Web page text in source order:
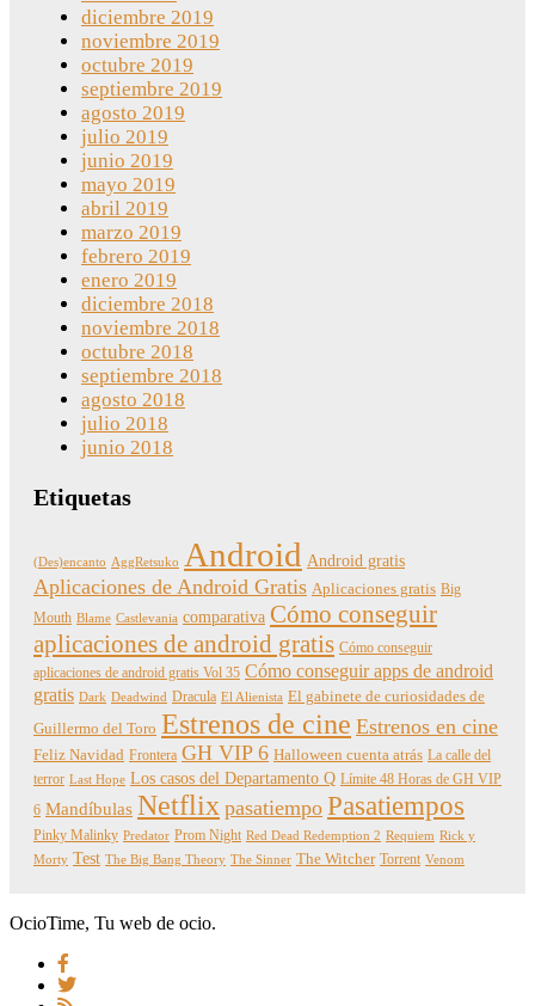
diciembre 2019
noviembre 2019
octubre 2019
septiembre 2019
agosto 2019
julio 2019
junio 2019
mayo 2019
abril 2019
marzo 2019
febrero 2019
enero 2019
diciembre 2018
noviembre 2018
octubre 2018
septiembre 2018
agosto 2018
julio 2018
junio 2018
Etiquetas
(Des)encanto AggRetsuko Android Android gratis
Aplicaciones de Android Gratis Aplicaciones gratis Big
Mouth Blame Castlevania comparativa Cómo conseguir
aplicaciones de android gratis Cómo conseguir
aplicaciones de android gratis Vol 35 Cómo conseguir apps de android
gratis Dark Deadwind Dracula El Alienista El gabinete de curiosidades de
Guillermo del Toro Estrenos de cine Estrenos en cine
Feliz Navidad Frontera GH VIP 6 Halloween cuenta atrás La calle del
terror Last Hope Los casos del Departamento Q Límite 48 Horas de GH VIP
6 Mandíbulas Netflix pasatiempo Pasatiempos
Pinky Malinky Predator Prom Night Red Dead Redemption 2 Requiem Rick y
Morty Test The Big Bang Theory The Sinner The Witcher Torrent Venom
OcioTime, Tu web de ocio.